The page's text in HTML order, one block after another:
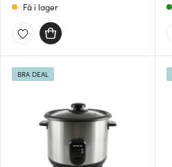
Få i lager
BRA DEAL